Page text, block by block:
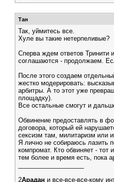
Тан
Так, уймитесь все.
Хуле вы такие нетерпеливые?
Сперва ждем ответов Тринити
соглашаются - продолжаем.
После этого создаем
жестко модерировать:
арбитры. А то этот уже
площадку).
Все остальные смогут и
Обвинение предоставлять в
договора, который ей
сексизм там, милитаризм или
Я лично не собираюсь лазить
компромат. Кто обвиняет - тот
тем более и время есть, пока
2Арадан и все-все-все-кому